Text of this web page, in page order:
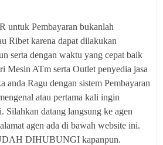
untuk Pembayaran bukanlah
Ribet karena dapat dilakukan
serta dengan waktu yang cepat baik
Mesin ATm serta Outlet penyedia jasa
anda Ragu dengan sistem Pembayaran
atau pertama kali ingin
Silahkan datang langsung ke agen
agen ada di bawah website ini.
DIHUBUNGI kapanpun.